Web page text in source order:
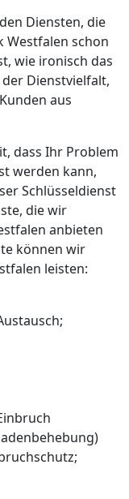
Diensten, die
Westfalen schon
wie ironisch das
Dienstvielfalt,
aus
dass Ihr Problem
werden kann,
Schlüsseldienst
die wir
anbieten
können wir
leisten: